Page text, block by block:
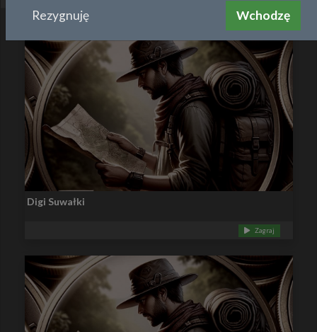
Digi Suwałki
Zagraj
Rezygnuję Wchodzę